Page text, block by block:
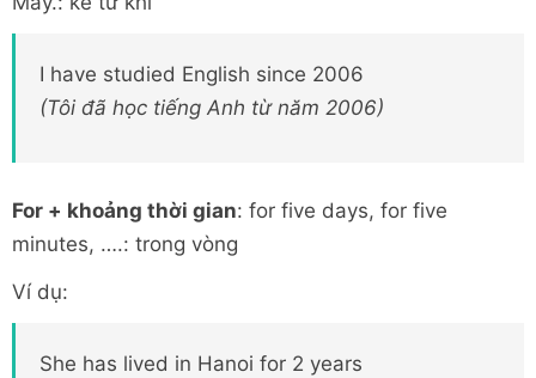
I have studied English since 2006
(Tôi đã học tiếng Anh từ năm 2006)
For + khoảng thời gian: for five days, for five
minutes, ….: trong vòng
Ví dụ:
She has lived in Hanoi for 2 years